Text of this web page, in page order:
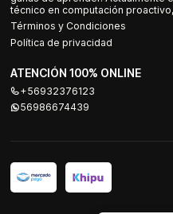
técnico en computación
Términos y Condiciones
Política de privacidad
ATENCIÓN 100% ONLINE
+56932376123
56986674439